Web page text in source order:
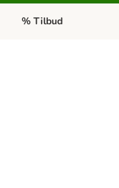
Åpne kategorimeny:
% Tilbud